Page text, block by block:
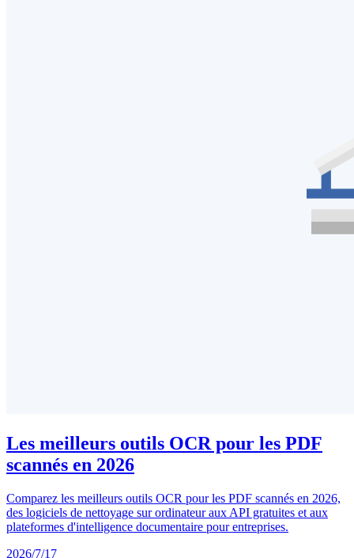
Les meilleurs outils OCR pour les PDF
scannés en 2026
Comparez les meilleurs outils OCR pour les PDF scannés en 2026,
des logiciels de nettoyage sur ordinateur aux API gratuites et aux
plateformes d'intelligence documentaire pour entreprises.
2026/7/17